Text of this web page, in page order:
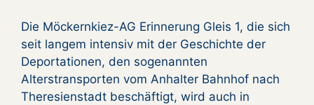
Die Möckernkiez-AG Erinnerung Gleis 1, die sich
seit langem intensiv mit der Geschichte der
Deportationen, den sogenannten
Alterstransporten vom Anhalter Bahnhof nach
Theresienstadt beschäftigt, wird auch in